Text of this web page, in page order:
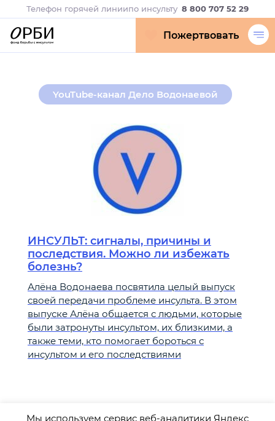
Телефон горячей линиипо инсульту 8 800 707 52 29
Пожертвовать
YouTube-канал Дело Водонаевой
ИНСУЛЬТ: сигналы, причины и
последствия. Можно ли избежать
болезнь?
Алёна Водонаева посвятила целый выпуск
своей передачи проблеме инсульта. В этом
выпуске Алёна общается с людьми, которые
были затронуты инсультом, их близкими, а
также теми, кто помогает бороться с
инсультом и его последствиями
Мы используем сервис веб-аналитики Яндекс